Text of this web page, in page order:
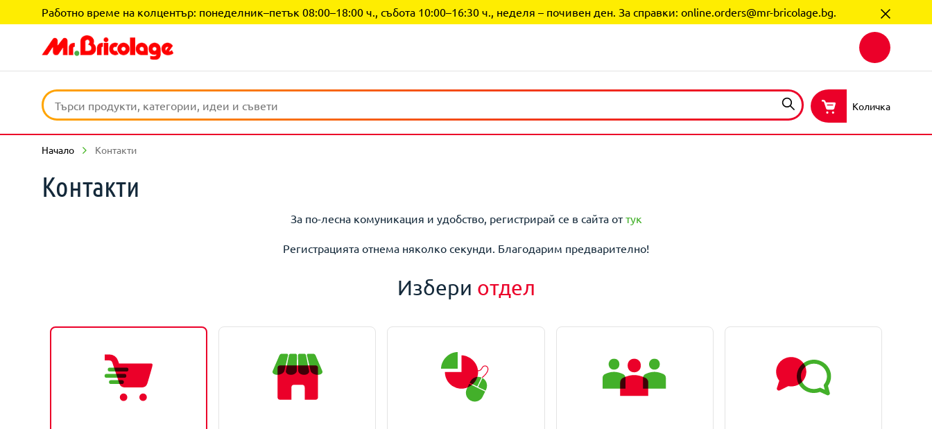
Работно време на колцентър: понеделник–петък 08:00–18:00 ч., събота 10:00–16:30 ч., неделя – почивен ден. За справки: online.orders@mr-bricolage.bg.
Количка
Начало Контакти
Контакти
За по-лесна комуникация и удобство, регистрирай се в сайта оттук
Регистрацията отнема няколко секунди. Благодарим предварително!
Избери отдел